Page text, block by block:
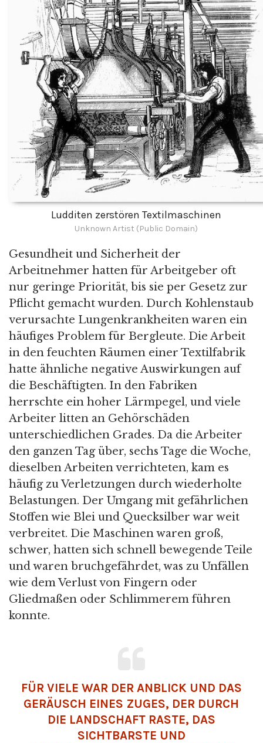
Ludditen zerstören Textilmaschinen
Unknown Artist (Public Domain)
Gesundheit und Sicherheit der
Arbeitnehmer hatten für Arbeitgeber oft
nur geringe Priorität, bis sie per Gesetz zur
Pflicht gemacht wurden. Durch Kohlenstaub
verursachte Lungenkrankheiten waren ein
häufiges Problem für Bergleute. Die Arbeit
in den feuchten Räumen einer Textilfabrik
hatte ähnliche negative Auswirkungen auf
die Beschäftigten. In den Fabriken
herrschte ein hoher Lärmpegel, und viele
Arbeiter litten an Gehörschäden
unterschiedlichen Grades. Da die Arbeiter
den ganzen Tag über, sechs Tage die Woche,
dieselben Arbeiten verrichteten, kam es
häufig zu Verletzungen durch wiederholte
Belastungen. Der Umgang mit gefährlichen
Stoffen wie Blei und Quecksilber war weit
verbreitet. Die Maschinen waren groß,
schwer, hatten sich schnell bewegende Teile
und waren bruchgefährdet, was zu Unfällen
wie dem Verlust von Fingern oder
Gliedmaßen oder Schlimmerem führen
konnte.
FÜR VIELE WAR DER ANBLICK UND DAS
GERÄUSCH EINES ZUGES, DER DURCH
DIE LANDSCHAFT RASTE, DAS
SICHTBARSTE UND